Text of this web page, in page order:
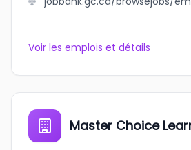
Voir les emplois et détails
Master Choice